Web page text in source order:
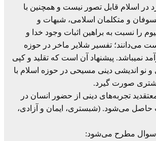
در اسلام قابل تصور نیست و همچنین با
و متکلمان اسلامی، شبهات و
را نسبت به براهین اثبات وجود خدا و
می‌دانند؛ تفسیر شلایر ماخر در حوزه
نمیباشد. پیشنهاد آن است که تقلید و کپی
و نو اندیشی دینی مسیحی در حوزه اسلام با
صورت گیرد.
تجربه‌های دینی از حضور انسان در
حاصل می‌شود. (شبستری، ایمان و آزادی،
سوال مطرح می‌شود: